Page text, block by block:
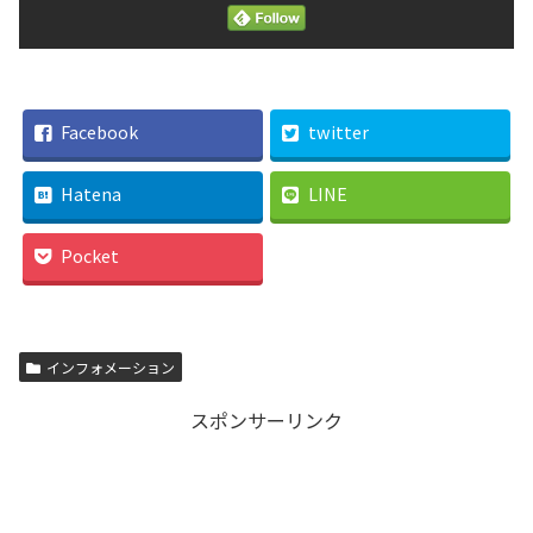
Facebook twitter
Hatena LINE
Pocket
インフォメーション
スポンサーリンク